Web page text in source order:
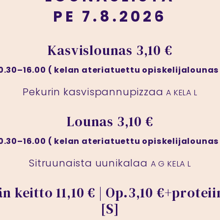
PE 7.8.2026
Kasvislounas 3,10 €
( kelan ateriatuettu opiskelijalounas
Pekurin kasvispannupizzaaA KELA L
Lounas 3,10 €
( kelan ateriatuettu opiskelijalounas
Sitruunaista uunikalaa A G KELA L
keitto11,10 € | Op.3,10
[S]